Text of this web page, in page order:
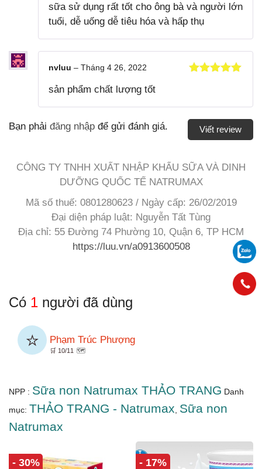
hạng45
sao
sữa sử dụng rất tốt cho ông bà và người lớn
tuổi, dễ uống dễ tiêu hóa và hấp thụ
nvluu – Tháng 4 26, 2022
sản phẩm chất lượng tốt
Viết review
Bạn phải đăng nhập để gửi đánh giá.
CÔNG TY TNHH XUẤT NHẬP KHẨU SỮA VÀ DINH
DƯỠNG QUỐC TẾ NATRUMAX
Mã số thuế: 0801280623 / Ngày cấp: 26/02/2019
Đại diện pháp luật: Nguyễn Tất Tùng
Địa chỉ: 55 Đường 74 Phường 10, Quận 6, TP HCM
https://luu.vn/a0913600508
Có 1 người đã dùng
⭐ Phạm Trúc Phượng
🛒 10/11 🗺️
NPP : Sữa non Natrumax THẢO TRANG Danh
mục: THẢO TRANG - Natrumax Sữa non
Natrumax
- 30% - 17%